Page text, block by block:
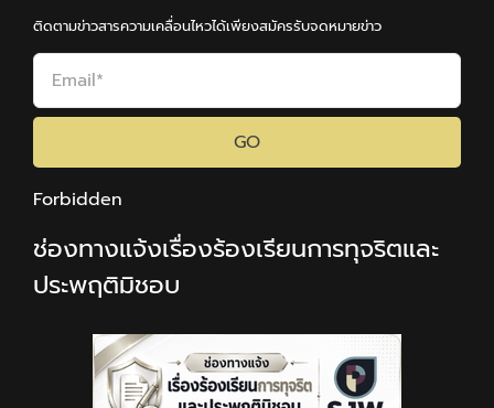
ติดตามข่าวสารความเคลื่อนไหวได้เพียงสมัครรับจดหมายข่าว
GO
Forbidden
ช่องทางแจ้งเรื่องร้องเรียนการทุจริตและ
ประพฤติมิชอบ